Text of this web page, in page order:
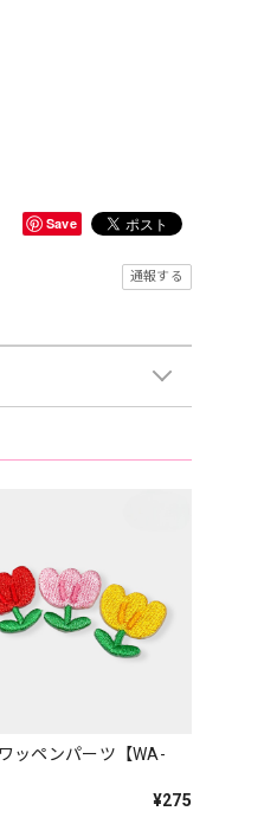
Save
通報する
ッペンパーツ【WA-
¥275